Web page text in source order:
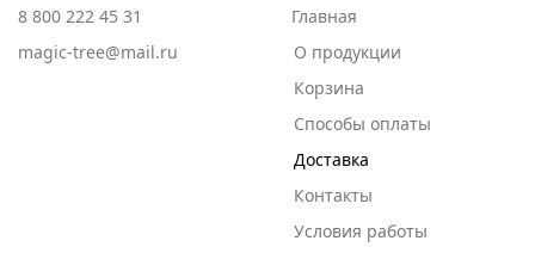
8 800 222 45 31
magic-tree@mail.ru
Главная
О продукции
Корзина
Способы оплаты
Доставка
Контакты
Условия работы